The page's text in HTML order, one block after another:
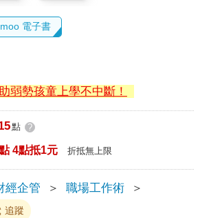
電子書
弱勢孩童上學不中斷！
點 ?
4點抵1元 折抵無上限
經企管 ＞ 職場工作術
＞
追蹤